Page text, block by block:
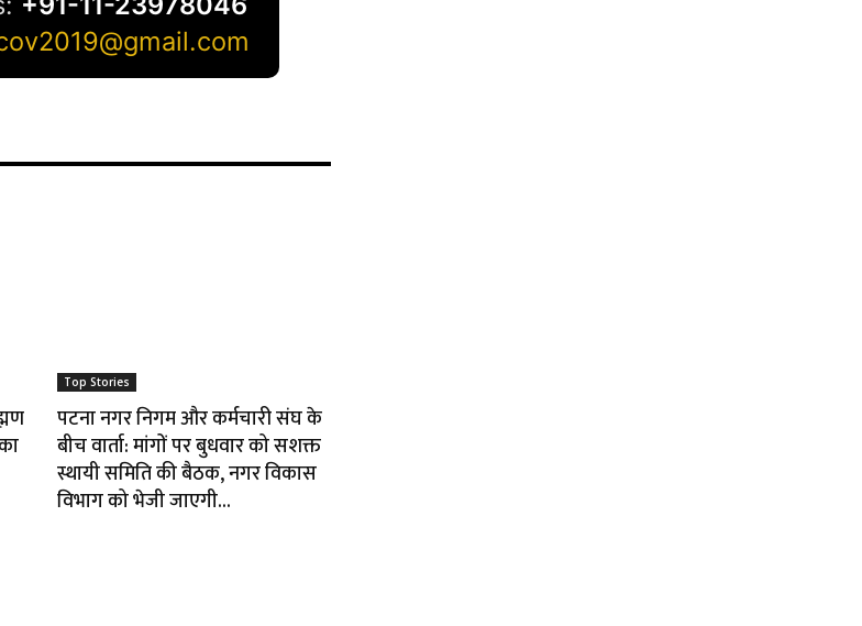
Top Stories
पटना नगर निगम और कर्मचारी संघ के
बीच वार्ता: मांगों पर बुधवार को सशक्त
स्थायी समिति की बैठक, नगर विकास
विभाग को भेजी जाएगी...